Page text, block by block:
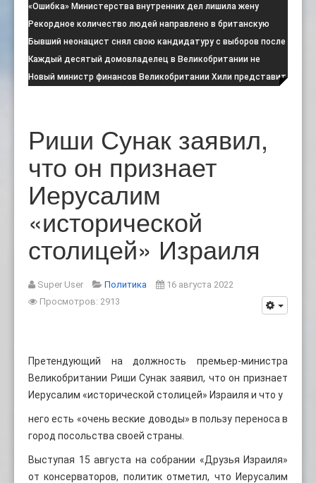
«Ошибка» Министерства внутренних дел лишила жену
итальянца права на пребывание в:
Рекордное количество людей направлено в британскую
программу по борьбе с радикал:
Бывший неонацист снял свою кандидатуру с выборов после
негативной реакции общест:
Каждый десятый домовладелец в Великобритании не
намерен соблюдать запрет на испо:
Новый министр финансов Великобритании Хили представит
Риши Сунак заявил,
что он признает
Иерусалим
«исторической
столицей» Израиля
Super User Политика
16 августа 2022
Просмотров: 2913
Претендующий на должность премьер-министра
Великобритании Риши Сунак заявил, что он признает
Иерусалим «исторической столицей» Израиля и что у
него есть «очень веские доводы» в пользу переноса в
город посольства своей страны.
Выступая 15 августа на собрании «Друзья Израиля»
от консерваторов, политик отметил, что Иерусалим